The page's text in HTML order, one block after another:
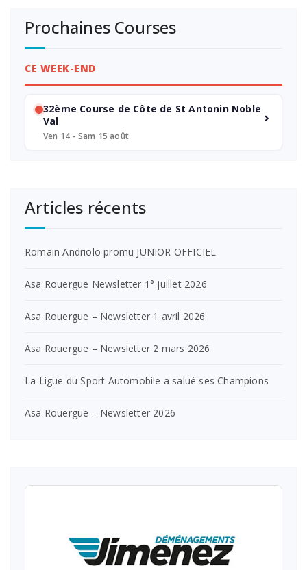
Prochaines Courses
CE WEEK-END
32ème Course de Côte de St Antonin Noble
Val
Ven 14 - Sam 15 août
Articles récents
Romain Andriolo promu JUNIOR OFFICIEL
Asa Rouergue Newsletter 1° juillet 2026
Asa Rouergue – Newsletter 1 avril 2026
Asa Rouergue – Newsletter 2 mars 2026
La Ligue du Sport Automobile a salué ses Champions
Asa Rouergue – Newsletter 2026